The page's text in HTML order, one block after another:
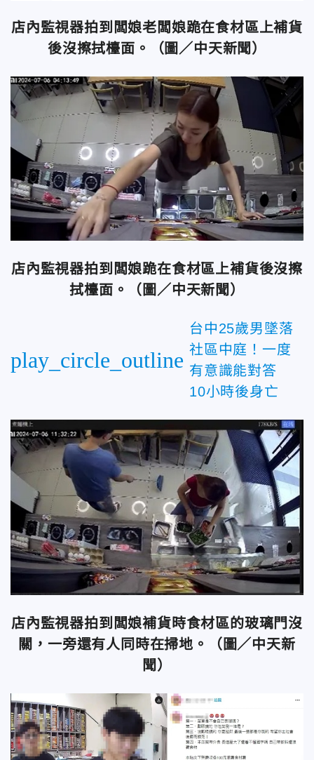
店內監視器拍到闆娘老闆娘跪在食材區上補貨
後沒擦拭檯面。（圖／中天新聞）
店內監視器拍到闆娘跪在食材區上補貨後沒擦
拭檯面。（圖／中天新聞）
play_circle_outline
台中25歲男墜落
社區中庭！一度
有意識能對答
10小時後身亡
店內監視器拍到闆娘補貨時食材區的玻璃門沒
關，一旁還有人同時在掃地。（圖／中天新
聞）